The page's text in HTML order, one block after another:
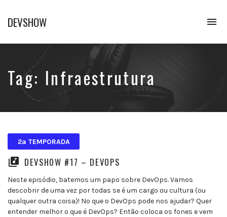
DEVSHOW
em
Tag: Infraestrutura
2ª TEMPORADA
DEVSHOW #17 – DEVOPS
Neste episódio, batemos um papo sobre DevOps. Vamos
descobrir de uma vez por todas se é um cargo ou cultura (ou
qualquer outra coisa)! No que o DevOps pode nos ajudar? Quer
entender melhor o que é DevOps? Então coloca os fones e vem